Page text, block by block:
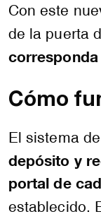
Con este
de la puerta
Cómo
El sistema
depósito y
portal de
establecido.